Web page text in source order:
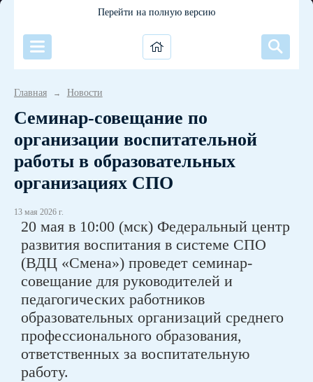
Перейти на полную версию
Главная → Новости
Семинар-совещание по
организации воспитательной
работы в образовательных
организациях СПО
13 мая 2026 г.
20 мая в 10:00 (мск) Федеральный центр
развития воспитания в системе СПО
(ВДЦ «Смена») проведет семинар-
совещание для руководителей и
педагогических работников
образовательных организаций среднего
профессионального образования,
ответственных за воспитательную
работу.